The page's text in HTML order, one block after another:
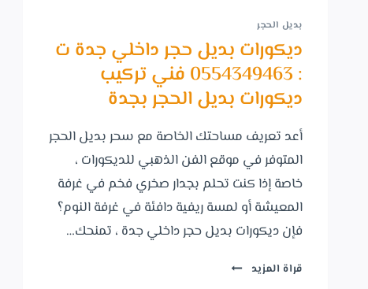
بديل الحجر
ديكورات بديل حجر داخلي جدة ت
: 0554349463 فني تركيب
ديكورات بديل الحجر بجدة
أعد تعريف مساحتك الخاصة مع سحر بديل الحجر
المتوفر في موقع الفن الذهبي للديكورات ،
خاصة إذا كنت تحلم بجدار صخري فخم في غرفة
المعيشة أو لمسة ريفية دافئة في غرفة النوم؟
فإن ديكورات بديل حجر داخلي جدة ، تمنحك…
قراة المزيد ديكورات